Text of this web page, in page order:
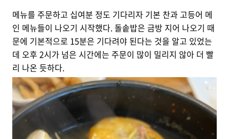
메뉴를 주문하고 십여분 정도 기다리자 기본 찬과 고등어 메
인 메뉴들이 나오기 시작했다. 돌솥밥은 금방 지어 나오기 때
문에 기본적으로 15분은 기다려야 된다는 것을 알고 있었는
데 오후 2시가 넘은 시간에는 주문이 많이 밀리지 않아 더 빨
리 나온 듯하다.